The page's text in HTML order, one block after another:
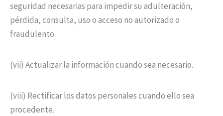
seguridad necesarias para impedir su adulteración,
pérdida, consulta, uso o acceso no autorizado o
fraudulento.
(vii) Actualizar la información cuando sea necesario.
(viii) Rectificar los datos personales cuando ello sea
procedente.